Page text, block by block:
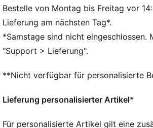
FEATURES + VORTEILE
BESCHLEUNIGUNG: SPEEDSYSTEM-
PUMA mit einer federnden Platte und
innovativen Stollensystem für
Beschleunigung
multidirektionale Traktion lässt dich
STABILITÄT: Der PWRTAPE
Bestelle von Montag bis Freitag vor
Lieferung am nächsten Tag*.
*Samstage sind nicht eingeschlossen.
"Support > Lieferung".
**Nicht verfügbar für personalisierte
Lieferung personalisierter Artikel*
Für personalisierte Artikel gilt eine